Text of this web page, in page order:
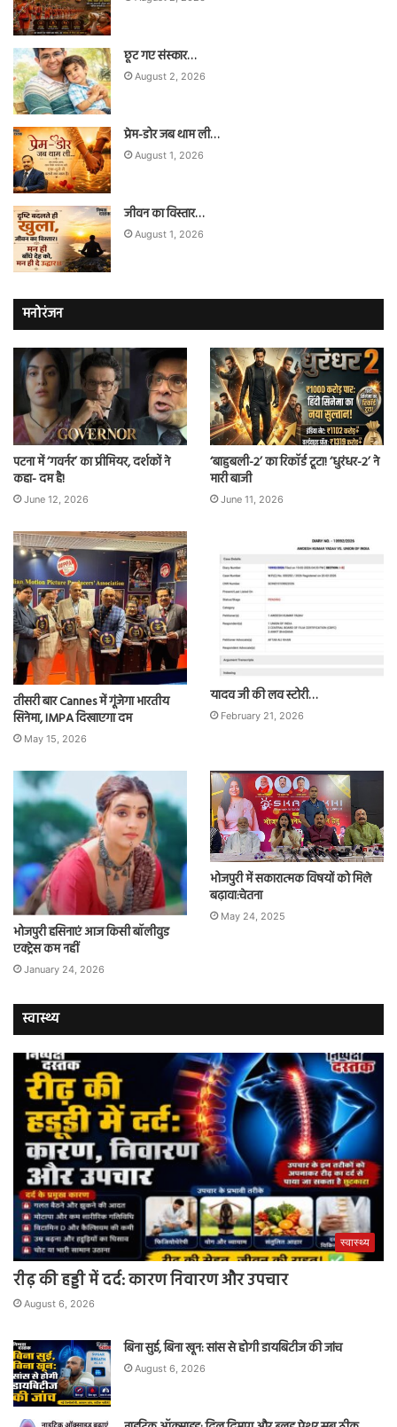
छूट गए संस्कार…
August 2, 2026
प्रेम-डोर जब थाम ली…
August 1, 2026
जीवन का विस्तार…
August 1, 2026
मनोरंजन
पटना में ‘गवर्नर’ का प्रीमियर, दर्शकों ने
कहा- दम है!
June 12, 2026
‘बाहुबली-2’ का रिकॉर्ड टूटा! ‘धुरंधर-2’ ने
मारी बाजी
June 11, 2026
तीसरी बार Cannes में गूंजेगा भारतीय
सिनेमा, IMPA दिखाएगा दम
May 15, 2026
यादव जी की लव स्टोरी…
February 21, 2026
भोजपुरी हसिनाएं आज किसी बॉलीवुड
एक्ट्रेस कम नहीं
January 24, 2026
भोजपुरी में सकारात्मक विषयों को मिले
बढ़ावा:चेतना
May 24, 2025
स्वास्थ्य
स्वास्थ्य
रीढ़ की हड्डी में दर्द: कारण निवारण और उपचार
August 6, 2026
बिना सुई, बिना खून: सांस से होगी डायबिटीज की जांच
August 6, 2026